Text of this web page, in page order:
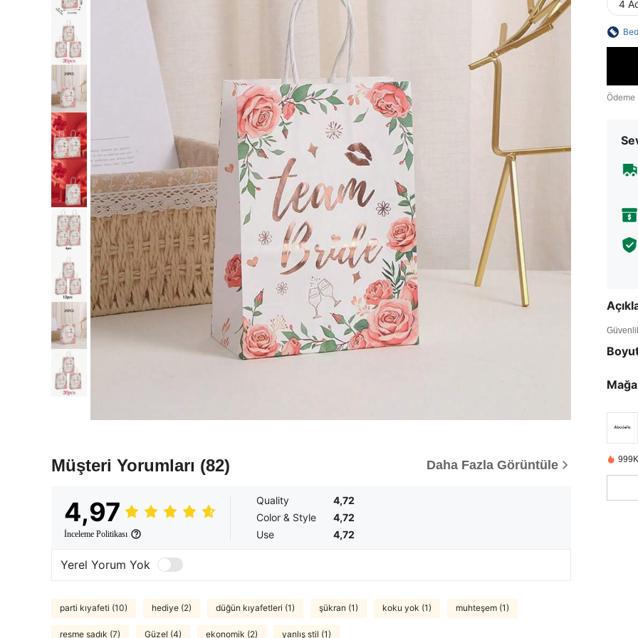
Müşteri Yorumları (82) Daha Fazla Görüntüle
4,97
İnceleme Politikası
Quality
4,72
Color & Style
4,72
Use
4,72
Yerel Yorum Yok
parti kıyafeti (10) hediye (2) düğün kıyafetleri (1) şükran (1) koku yok (1) muhteşem (1)
resme sadık (7) Güzel (4) ekonomik (2) yanlış stil (1)
4
Ödeme